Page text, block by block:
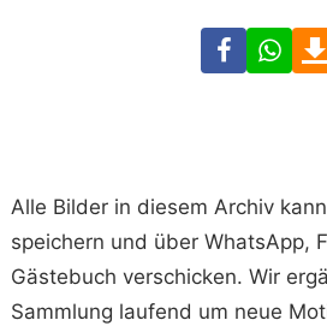
Facebook
Alle Bilder in diesem Archiv
speichern und über WhatsApp,
Gästebuch verschicken. Wir
Sammlung laufend um neue